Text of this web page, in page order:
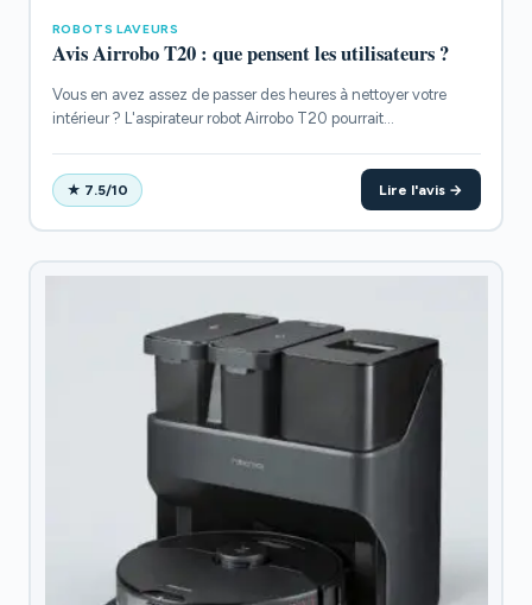
ROBOTS LAVEURS
Avis Airrobo T20 : que pensent les utilisateurs ?
Vous en avez assez de passer des heures à nettoyer votre
intérieur ? L'aspirateur robot Airrobo T20 pourrait...
★ 7.5/10 Lire l'avis →